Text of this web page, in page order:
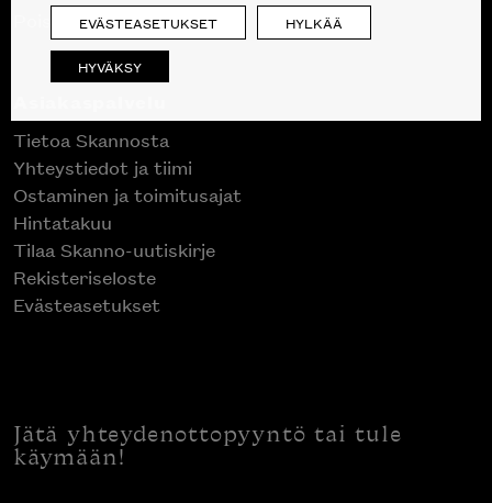
Poistuvat mallikappaleet
Tietoa Skannosta
Yhteystiedot ja tiimi
Ostaminen ja toimitusajat
Hintatakuu
Tilaa Skanno-uutiskirje
Rekisteriseloste
Evästeasetukset
Jätä yhteydenottopyyntö tai tule
käymään!
EVÄSTEASETUKSET HYLKÄÄ
HYVÄKSY